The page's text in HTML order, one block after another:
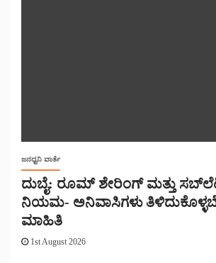
ಜನಧ್ವನಿ ವಾರ್ತೆ
ದುಬೈ: ರೂಮ್ ಶೇರಿಂಗ್ ಮತ್ತು
ನಿಯಮ- ಅನಿವಾಸಿಗಳು
ಮಾಹಿತಿ
1st August 2026